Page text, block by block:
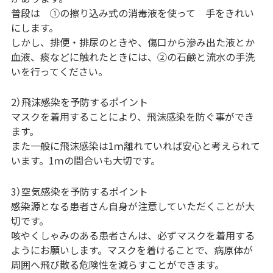
普段は ①の擦り込み式の消毒液を使って 手をきれい
にします。
しかし、排便・排尿のときや、傷口から滲み出た液とか
血液、痰などに触れたときには、②の石鹸と流水の手洗
いを行ってください。
2）飛沫感染を予防するポイント
マスクを着用することにより、飛沫感染を防ぐ事ができ
ます。
また一般に飛沫感染は1ｍ離れていれば安心と考えられて
います。1ｍの間合いも大切です。
3）空気感染を予防するポイント
感染源となる患者さん自身が注意していただくことが大
切です。
咳やくしゃみのある患者さんは、必ずマスクを着用する
ようにお願いします。マスクを着けることで、病原体が
周囲へ飛び散る危険性を減らすことができます。